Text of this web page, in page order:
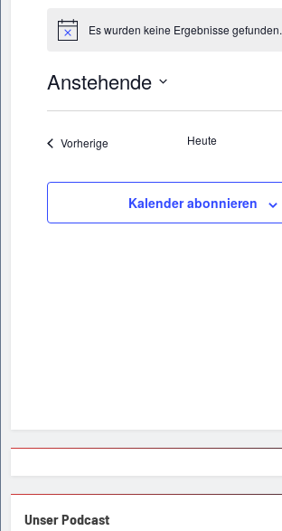
Veranstaltungen
HinweisEs wurden keine Ergebnisse gefunden.
Anstehende
VorherigeVeranstaltungen Heute
Kalender abonnieren
Unser Podcast